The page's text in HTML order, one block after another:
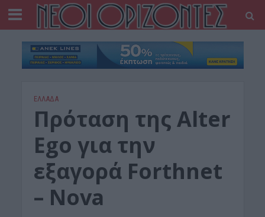
ΕΛΛΑΔΑ
Πρόταση της Alter
Ego για την
εξαγορά Forthnet
– Nova